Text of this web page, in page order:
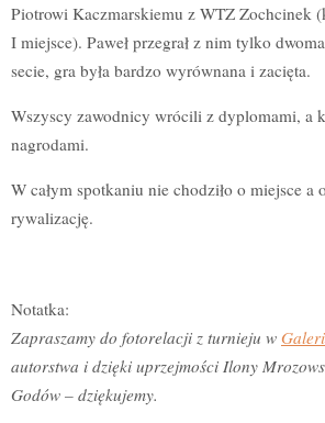
Piotrowi Kaczmarskiemu z WTZ Zochcinek
I miejsce). Paweł przegrał z nim tylko
secie, gra była bardzo wyrównana i zacięta.
Wszyscy zawodnicy wrócili z dyplomami, a
nagrodami.
W całym spotkaniu nie chodziło o miejsce a
rywalizację.
Notatka:
Zapraszamy do fotorelacji z turnieju w
autorstwa i dzięki uprzejmości Ilony
Godów – dziękujemy.